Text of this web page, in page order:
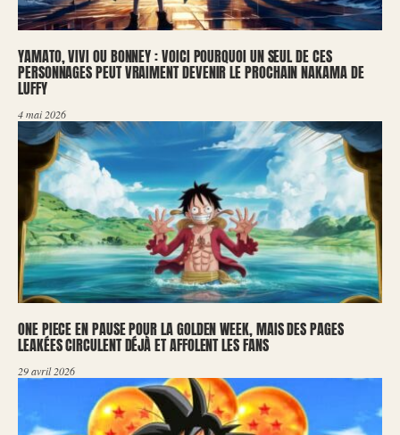
YAMATO, VIVI OU BONNEY : VOICI POURQUOI UN SEUL DE CES
PERSONNAGES PEUT VRAIMENT DEVENIR LE PROCHAIN NAKAMA DE
LUFFY
4 mai 2026
ONE PIECE EN PAUSE POUR LA GOLDEN WEEK, MAIS DES PAGES
LEAKÉES CIRCULENT DÉJÀ ET AFFOLENT LES FANS
29 avril 2026